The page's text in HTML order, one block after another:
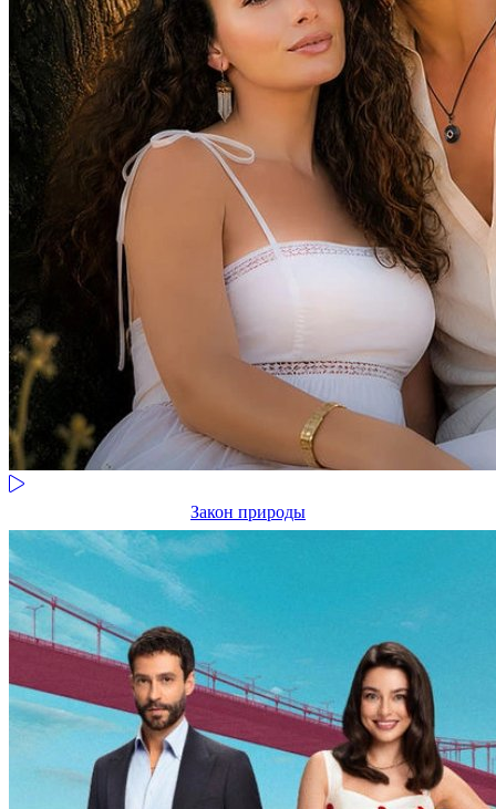
Закон природы